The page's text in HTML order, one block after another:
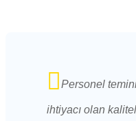
Personel
ihtiyacı olan